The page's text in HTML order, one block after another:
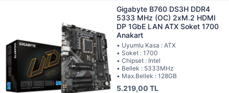
Gigabyte B760 DS3H DDR4
5333 MHz (OC) 2xM.2 HDMI
DP 1GbE LAN ATX Soket 1700
Anakart
• Uyumlu Kasa : ATX
• Soket : 1700
• Chipset : Intel
• Bellek : 5333MHz
• Max.Bellek : 128GB
5.219,00 TL